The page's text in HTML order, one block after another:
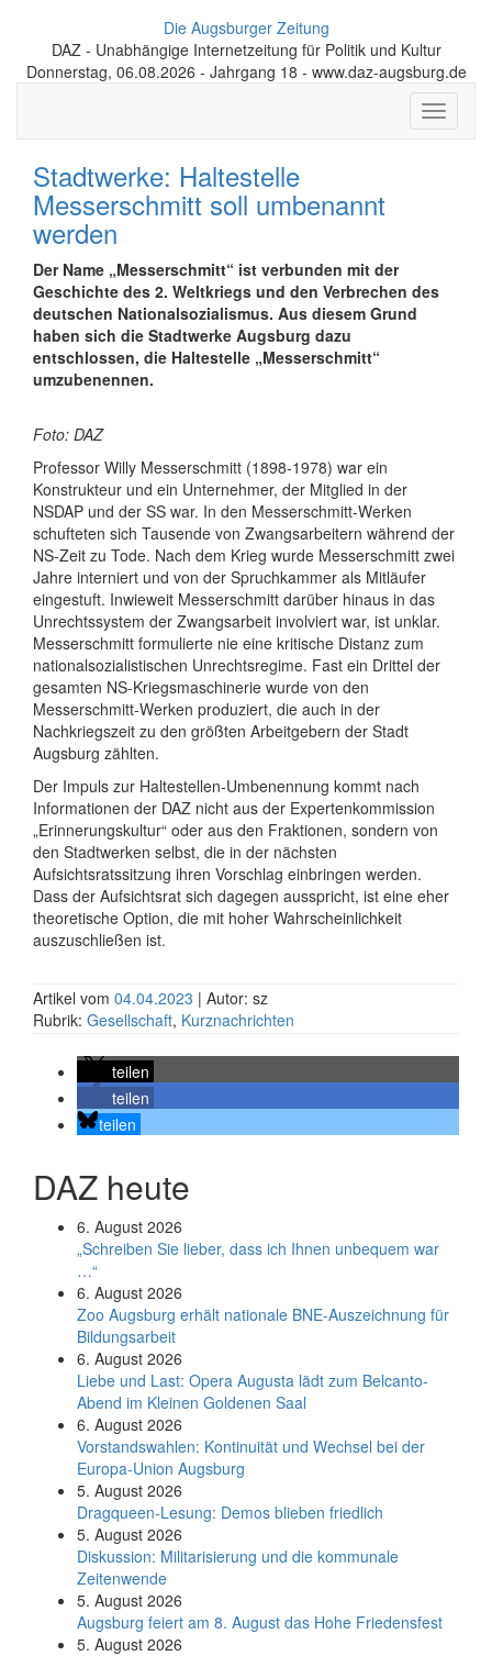
Die Augsburger Zeitung
DAZ - Unabhängige Internetzeitung für Politik und Kultur
Donnerstag, 06.08.2026 - Jahrgang 18 - www.daz-augsburg.de
Toggle
Stadtwerke: Haltestelle
Messerschmitt soll umbenannt
werden
Der Name „Messerschmitt“ ist verbunden mit der
Geschichte des 2. Weltkriegs und den Verbrechen des
deutschen Nationalsozialismus. Aus diesem Grund
haben sich die Stadtwerke Augsburg dazu
entschlossen, die Haltestelle „Messerschmitt“
umzubenennen.
Foto: DAZ
Professor Willy Messerschmitt (1898-1978) war ein
Konstrukteur und ein Unternehmer, der Mitglied in der
NSDAP und der SS war. In den Messerschmitt-Werken
schufteten sich Tausende von Zwangsarbeitern während der
NS-Zeit zu Tode. Nach dem Krieg wurde Messerschmitt zwei
Jahre interniert und von der Spruchkammer als Mitläufer
eingestuft. Inwieweit Messerschmitt darüber hinaus in das
Unrechtssystem der Zwangsarbeit involviert war, ist unklar.
Messerschmitt formulierte nie eine kritische Distanz zum
nationalsozialistischen Unrechtsregime. Fast ein Drittel der
gesamten NS-Kriegsmaschinerie wurde von den
Messerschmitt-Werken produziert, die auch in der
Nachkriegszeit zu den größten Arbeitgebern der Stadt
Augsburg zählten.
Der Impuls zur Haltestellen-Umbenennung kommt nach
Informationen der DAZ nicht aus der Expertenkommission
„Erinnerungskultur“ oder aus den Fraktionen, sondern von
den Stadtwerken selbst, die in der nächsten
Aufsichtsratssitzung ihren Vorschlag einbringen werden.
Dass der Aufsichtsrat sich dagegen ausspricht, ist eine eher
theoretische Option, die mit hoher Wahrscheinlichkeit
auszuschließen ist.
Artikel vom 04.04.2023 | Autor: sz
Rubrik: Gesellschaft, Kurznachrichten
teilen
teilen
teilen
DAZ heute
6. August 2026
„Schreiben Sie lieber, dass ich Ihnen unbequem war
…“
6. August 2026
Zoo Augsburg erhält nationale BNE-Auszeichnung für
Bildungsarbeit
6. August 2026
Liebe und Last: Opera Augusta lädt zum Belcanto-
Abend im Kleinen Goldenen Saal
6. August 2026
Vorstandswahlen: Kontinuität und Wechsel bei der
Europa-Union Augsburg
5. August 2026
Dragqueen-Lesung: Demos blieben friedlich
5. August 2026
Diskussion: Mi­li­ta­ri­sie­rung und die kommunale
Zeitenwende
5. August 2026
Augsburg feiert am 8. August das Hohe Friedensfest
5. August 2026